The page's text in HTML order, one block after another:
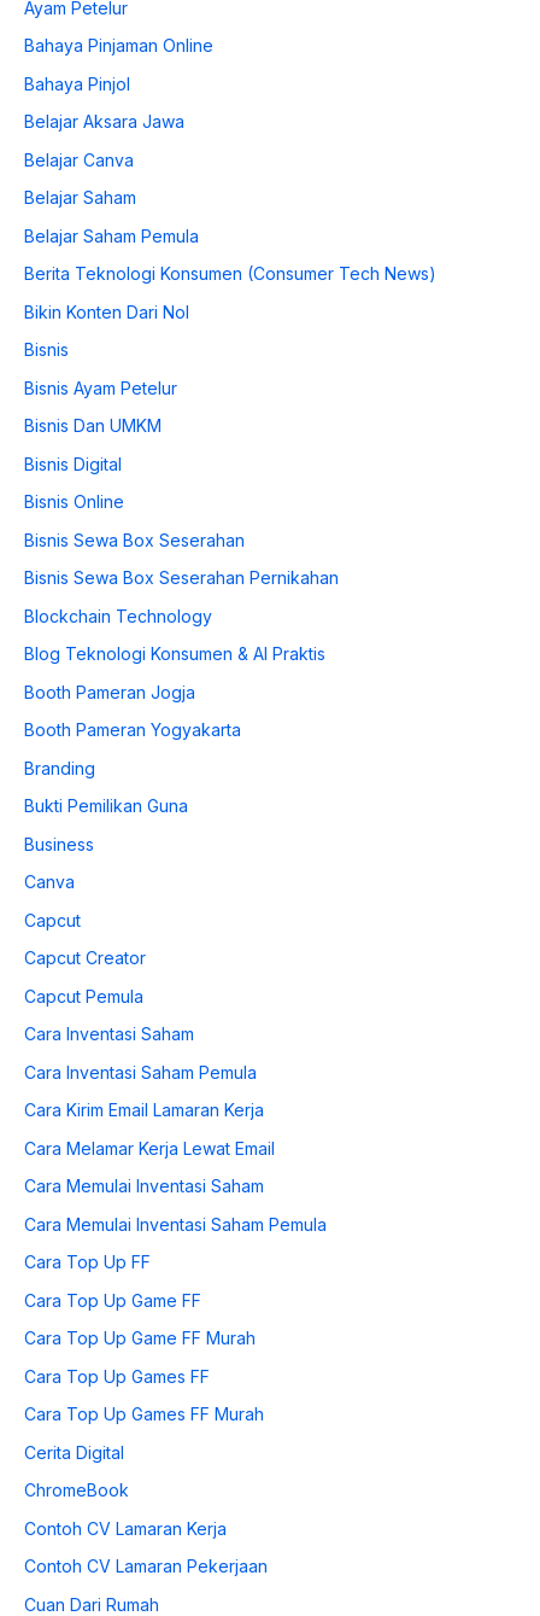
Ayam Petelur
Bahaya Pinjaman Online
Bahaya Pinjol
Belajar Aksara Jawa
Belajar Canva
Belajar Saham
Belajar Saham Pemula
Berita Teknologi Konsumen (Consumer Tech News)
Bikin Konten Dari Nol
Bisnis
Bisnis Ayam Petelur
Bisnis Dan UMKM
Bisnis Digital
Bisnis Online
Bisnis Sewa Box Seserahan
Bisnis Sewa Box Seserahan Pernikahan
Blockchain Technology
Blog Teknologi Konsumen & AI Praktis
Booth Pameran Jogja
Booth Pameran Yogyakarta
Branding
Bukti Pemilikan Guna
Business
Canva
Capcut
Capcut Creator
Capcut Pemula
Cara Inventasi Saham
Cara Inventasi Saham Pemula
Cara Kirim Email Lamaran Kerja
Cara Melamar Kerja Lewat Email
Cara Memulai Inventasi Saham
Cara Memulai Inventasi Saham Pemula
Cara Top Up FF
Cara Top Up Game FF
Cara Top Up Game FF Murah
Cara Top Up Games FF
Cara Top Up Games FF Murah
Cerita Digital
ChromeBook
Contoh CV Lamaran Kerja
Contoh CV Lamaran Pekerjaan
Cuan Dari Rumah